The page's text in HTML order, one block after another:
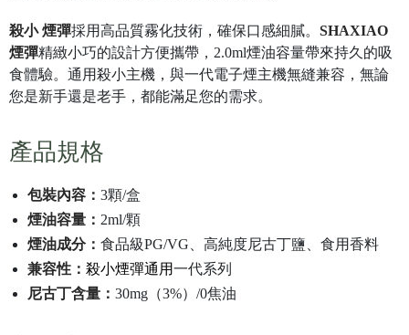
殺小 煙彈採用高品質霧化技術，確保口感細膩。 SHAXIAO
煙彈精緻小巧的設計方便攜帶，2.0ml煙油容量帶來持久的吸
食體驗。通用殺小主機 ，與一代電子煙主機無縫兼容，無論
您是新手還是老手，都能滿足您的需求。
產品規格
包裝內容： 3顆/盒
煙油容量： 2ml/顆
煙油成分： 食品級PG/VG、高純度尼古丁鹽、食用香料
兼容性： 殺小煙彈通用一代系列
尼古丁含量： 30mg（3%）/0焦油